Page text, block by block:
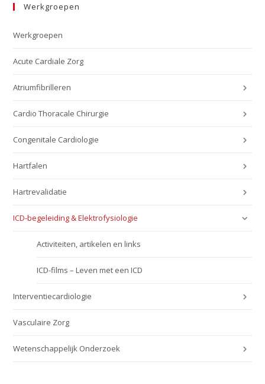
Werkgroepen
Werkgroepen
Acute Cardiale Zorg
Atriumfibrilleren
Cardio Thoracale Chirurgie
Congenitale Cardiologie
Hartfalen
Hartrevalidatie
ICD-begeleiding & Elektrofysiologie
Activiteiten, artikelen en links
ICD-films – Leven met een ICD
Interventiecardiologie
Vasculaire Zorg
Wetenschappelijk Onderzoek